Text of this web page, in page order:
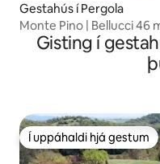
Gestahús í Pergola
Monte Pino | Bellucci 46
Gisting í
Í uppáhaldi hjá gestum
Í uppáhaldi hjá gestum